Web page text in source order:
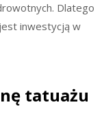
Dlatego
inwestycją w
tatuażu